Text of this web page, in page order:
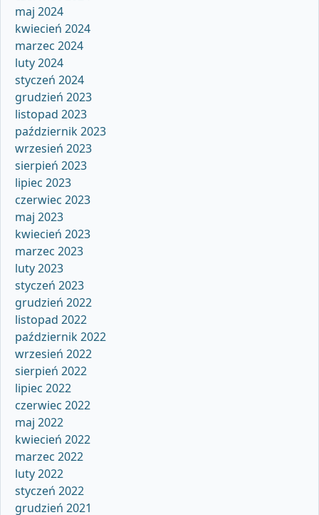
maj 2024
kwiecień 2024
marzec 2024
luty 2024
styczeń 2024
grudzień 2023
listopad 2023
październik 2023
wrzesień 2023
sierpień 2023
lipiec 2023
czerwiec 2023
maj 2023
kwiecień 2023
marzec 2023
luty 2023
styczeń 2023
grudzień 2022
listopad 2022
październik 2022
wrzesień 2022
sierpień 2022
lipiec 2022
czerwiec 2022
maj 2022
kwiecień 2022
marzec 2022
luty 2022
styczeń 2022
grudzień 2021